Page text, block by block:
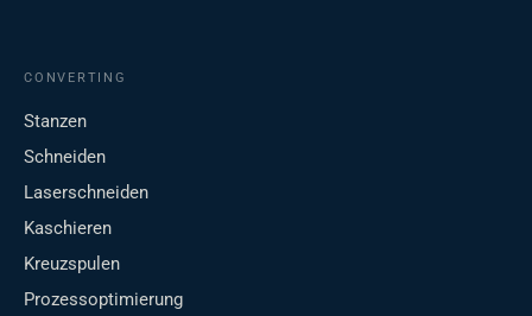
CONVERTING
Stanzen
Schneiden
Laserschneiden
Kaschieren
Kreuzspulen
Prozessoptimierung